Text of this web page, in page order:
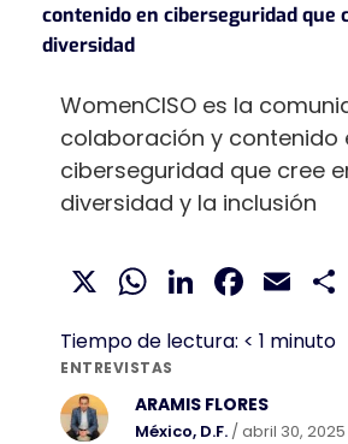
contenido en ciberseguridad que
diversidad
X WhatsApp
LinkedIn
Tiempo de lectura: < 1 minuto
ENTREVISTAS
WomenCISO es la
colaboración y contenido
ciberseguridad que cree
diversidad y la inclusión
ARAMIS FLORES
México, D.F. / abril 30, 2025